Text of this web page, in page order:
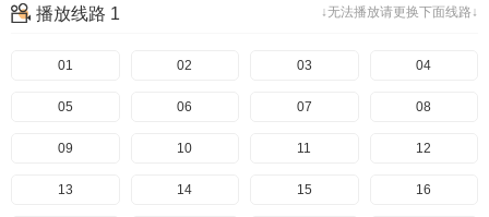
↓无法播放请更换下面线路↓
播放线路 1
01 02 03 04
05 06 07 08
09 10 11 12
13 14 15 16